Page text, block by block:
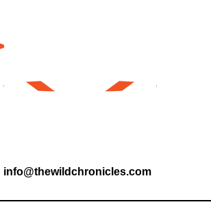
info@thewildchronicles.com